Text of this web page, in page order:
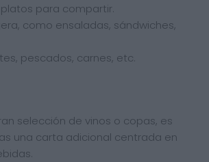
para compartir.
como ensaladas, sándwiches,
pescados, carnes, etc.
selección de vinos o copas, es
una carta adicional centrada en